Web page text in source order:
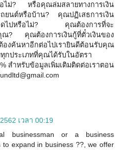
อไม่? หรือคุณล่มสลายทางการเงิน
ถยนต์หรือบ้าน? คุณปฏิเสธการเงิน
อดไปหรือไม่? คุณต้องการที่จะ
คุณ? คุณต้องการเงินกู้ที่ตั๋วเงินของ
ค้นหาอีกต่อไปเรายินดีต้อนรับคุณ
กประเภทที่คุณได้รับในอัตรา
สำหรับข้อมูลเพิ่มเติมติดต่อเราตอน
เวลา 00:19
businessman or a business
to expand in business ??, we offer